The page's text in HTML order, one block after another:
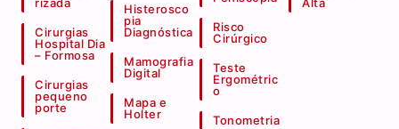
rizada
Cirurgias
Hospital Dia
– Formosa
Cirurgias
pequeno
porte
Histerosco
pia
Diagnóstica
Mamografia
Digital
Mapa e
Holter
Risco
Cirúrgico
Teste
Ergométric
o
Tonometria
Alta